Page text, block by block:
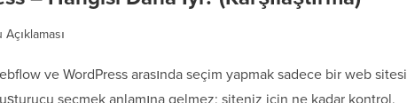
ve WordPress arasında seçim yapmak sadece bir web sitesi
seçmek anlamına gelmez; siteniz için ne kadar kontrol,